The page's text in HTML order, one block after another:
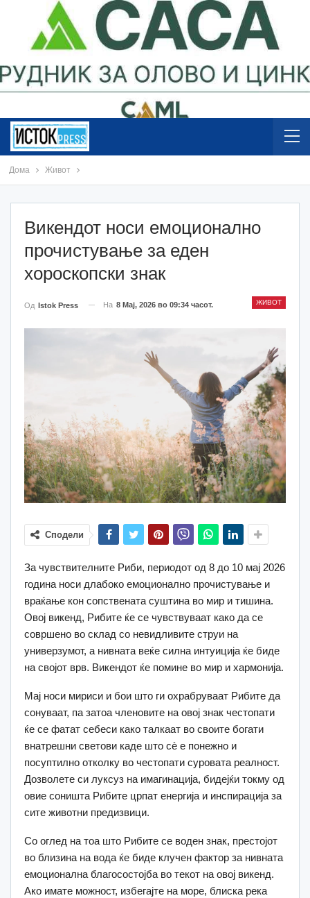
Дома Живот
Викендот носи емоционално
прочистување за еден
хороскопски знак
ЖИВОТ
Од Istok Press На 8 Мај, 2026 во 09:34 часот.
Сподели
За чувствителните Риби, периодот од 8 до 10 мај 2026
година носи длабоко емоционално прочистување и
враќање кон сопствената суштина во мир и тишина.
Овој викенд, Рибите ќе се чувствуваат како да се
совршено во склад со невидливите струи на
универзумот, а нивната веќе силна интуиција ќе биде
на својот врв. Викендот ќе помине во мир и хармонија.
Мај носи мириси и бои што ги охрабруваат Рибите да
сонуваат, па затоа членовите на овој знак честопати
ќе се фатат себеси како талкаат во своите богати
внатрешни светови каде што сè е понежно и
посуптилно отколку во честопати суровата реалност.
Дозволете си луксуз на имагинација, бидејќи токму од
овие соништа Рибите црпат енергија и инспирација за
сите животни предизвици.
Со оглед на тоа што Рибите се воден знак, престојот
во близина на вода ќе биде клучен фактор за нивната
емоционална благосостојба во текот на овој викенд.
Ако имате можност, избегајте на море, блиска река